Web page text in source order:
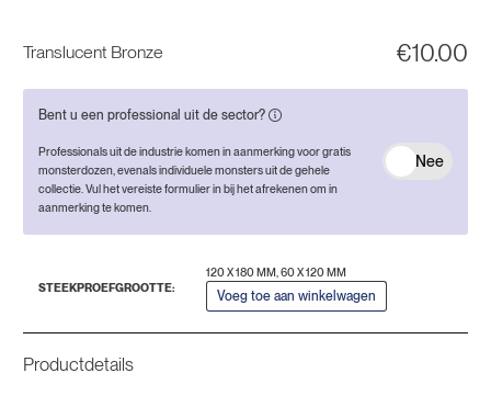
Translucent Bronze €10.00
Bent u een professional uit de sector?
Professionals uit de industrie komen in aanmerking voor gratis
monsterdozen, evenals individuele monsters uit de gehele
collectie. Vul het vereiste formulier in bij het afrekenen om in
aanmerking te komen.
Nee
STEEKPROEFGROOTTE:
120 X 180 MM, 60 X 120 MM
Voeg toe aan winkelwagen
Productdetails